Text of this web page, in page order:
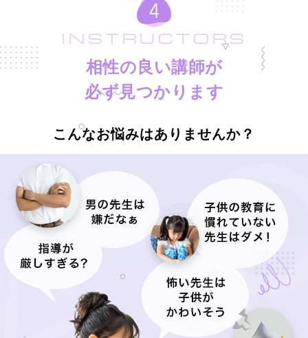
INSTRUCTORS
相性の良い講師が
必ず見つかります
こんなお悩みはありませんか？